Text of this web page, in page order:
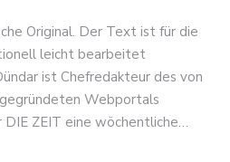
Original. Der Text ist für die
leicht bearbeitet
ist Chefredakteur des von
Webportals
DIE ZEIT eine wöchentliche…